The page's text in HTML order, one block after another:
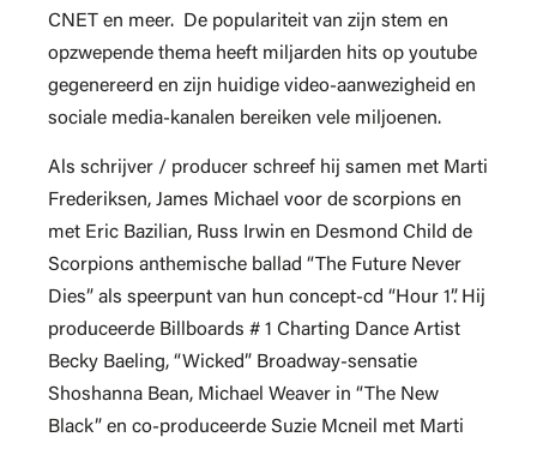
CNET en meer. De populariteit van zijn stem en
opzwepende thema heeft miljarden hits op youtube
gegenereerd en zijn huidige video-aanwezigheid en
sociale media-kanalen bereiken vele miljoenen.
Als schrijver / producer schreef hij samen met Marti
Frederiksen, James Michael voor de scorpions en
met Eric Bazilian, Russ Irwin en Desmond Child de
Scorpions anthemische ballad “The Future Never
Dies” als speerpunt van hun concept-cd “Hour 1”. Hij
produceerde Billboards # 1 Charting Dance Artist
Becky Baeling, “Wicked” Broadway-sensatie
Shoshanna Bean, Michael Weaver in “The New
Black” en co-produceerde Suzie Mcneil met Marti